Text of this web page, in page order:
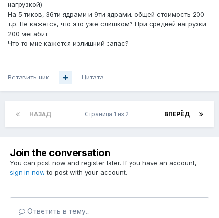
нагрузкой)
На 5 тиков, 36ти ядрами и 9ти ядрами. общей стоимость 200
т.р. Не кажется, что это уже слишком? При средней нагрузки
200 мегабит
Что то мне кажется излишний запас?
Вставить ник Цитата
НАЗАД ВПЕРЁД
Страница 1 из 2
Join the conversation
You can post now and register later. If you have an account,
sign in now to post with your account.
Ответить в тему...